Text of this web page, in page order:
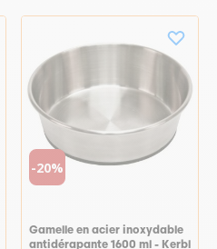
-20%
Gamelle en acier inoxydable
antidérapante 1600 ml - Kerbl